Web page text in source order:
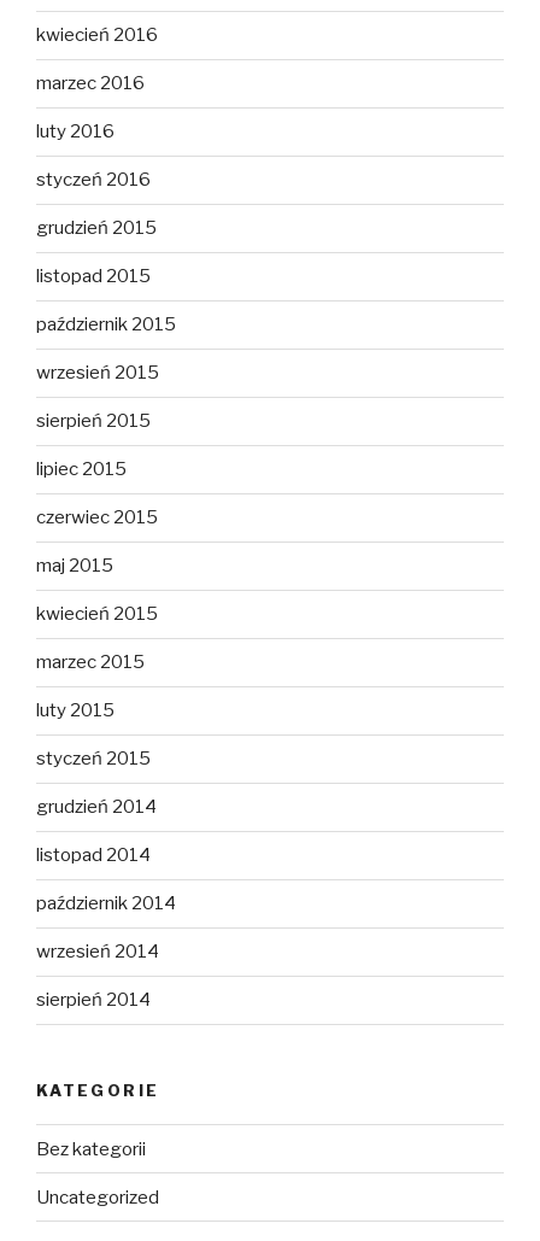
kwiecień 2016
marzec 2016
luty 2016
styczeń 2016
grudzień 2015
listopad 2015
październik 2015
wrzesień 2015
sierpień 2015
lipiec 2015
czerwiec 2015
maj 2015
kwiecień 2015
marzec 2015
luty 2015
styczeń 2015
grudzień 2014
listopad 2014
październik 2014
wrzesień 2014
sierpień 2014
KATEGORIE
Bez kategorii
Uncategorized